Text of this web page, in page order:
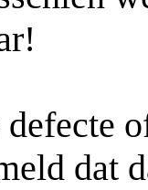
defecte
dat